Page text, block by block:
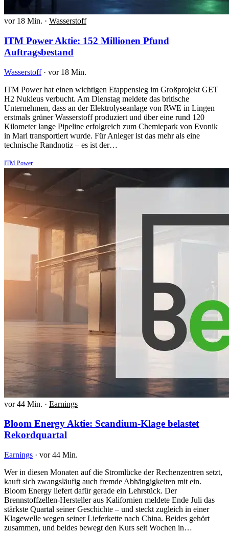
vor 18 Min. · Wasserstoff
ITM Power Aktie: 152 Millionen Pfund
Auftragsbestand
Wasserstoff · vor 18 Min.
ITM Power hat einen wichtigen Etappensieg im Großprojekt GET
H2 Nukleus verbucht. Am Dienstag meldete das britische
Unternehmen, dass an der Elektrolyseanlage von RWE in Lingen
erstmals grüner Wasserstoff produziert und über eine rund 120
Kilometer lange Pipeline erfolgreich zum Chemiepark von Evonik
in Marl transportiert wurde. Für Anleger ist das mehr als eine
technische Randnotiz – es ist der…
ITM Power
vor 44 Min. · Earnings
Bloom Energy Aktie: Scandium-Klage belastet
Rekordquartal
Earnings · vor 44 Min.
Wer in diesen Monaten auf die Stromlücke der Rechenzentren setzt,
kauft sich zwangsläufig auch fremde Abhängigkeiten mit ein.
Bloom Energy liefert dafür gerade ein Lehrstück. Der
Brennstoffzellen-Hersteller aus Kalifornien meldete Ende Juli das
stärkste Quartal seiner Geschichte – und steckt zugleich in einer
Klagewelle wegen seiner Lieferkette nach China. Beides gehört
zusammen, und beides bewegt den Kurs seit Wochen in…